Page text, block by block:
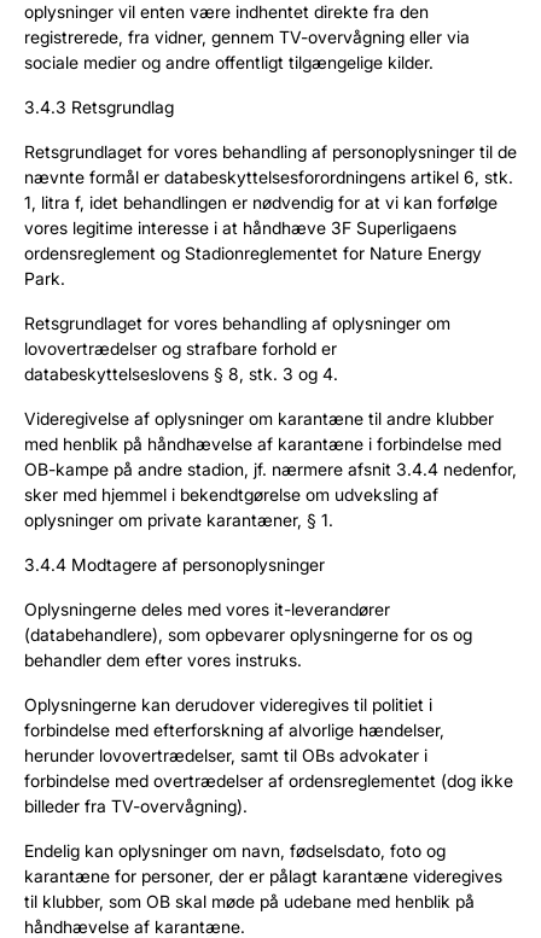
oplysninger vil enten være indhentet direkte fra den
registrerede, fra vidner, gennem TV-overvågning eller via
sociale medier og andre offentligt tilgængelige kilder.
3.4.3 Retsgrundlag
Retsgrundlaget for vores behandling af personoplysninger til de
nævnte formål er databeskyttelsesforordningens artikel 6, stk.
1, litra f, idet behandlingen er nødvendig for at vi kan forfølge
vores legitime interesse i at håndhæve 3F Superligaens
ordensreglement og Stadionreglementet for Nature Energy
Park.
Retsgrundlaget for vores behandling af oplysninger om
lovovertrædelser og strafbare forhold er
databeskyttelseslovens § 8, stk. 3 og 4.
Videregivelse af oplysninger om karantæne til andre klubber
med henblik på håndhævelse af karantæne i forbindelse med
OB-kampe på andre stadion, jf. nærmere afsnit 3.4.4 nedenfor,
sker med hjemmel i bekendtgørelse om udveksling af
oplysninger om private karantæner, § 1.
3.4.4 Modtagere af personoplysninger
Oplysningerne deles med vores it-leverandører
(databehandlere), som opbevarer oplysningerne for os og
behandler dem efter vores instruks.
Oplysningerne kan derudover videregives til politiet i
forbindelse med efterforskning af alvorlige hændelser,
herunder lovovertrædelser, samt til OBs advokater i
forbindelse med overtrædelser af ordensreglementet (dog ikke
billeder fra TV-overvågning).
Endelig kan oplysninger om navn, fødselsdato, foto og
karantæne for personer, der er pålagt karantæne videregives
til klubber, som OB skal møde på udebane med henblik på
håndhævelse af karantæne.